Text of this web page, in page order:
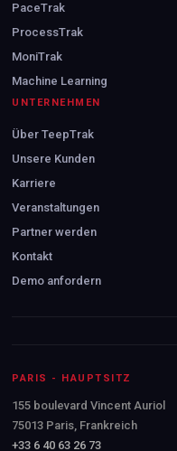
PaceTrak
ProcessTrak
MoniTrak
Machine Learning
UNTERNEHMEN
Über TeepTrak
Unsere Kunden
Karriere
Veranstaltungen
Partner werden
Kontakt
Demo anfordern
PARIS - HAUPTSITZ
155 boulevard Vincent Auriol
75013 Paris, Frankreich
+33 6 40 63 26 73